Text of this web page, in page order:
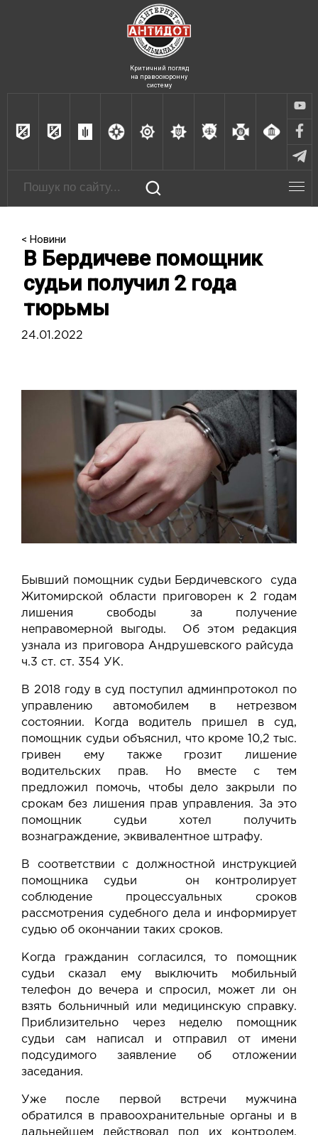
Критичний погляд
на правоохоронну
систему
< Новини
В Бердичеве помощник
судьи получил 2 года
тюрьмы
24.01.2022
Бывший помощник судьи Бердичевского суда
Житомирской области приговорен к 2 годам
лишения свободы за получение
неправомерной выгоды. Об этом редакция
узнала из приговора Андрушевского райсуда
ч.3 ст. ст. 354 УК.
В 2018 году в суд поступил админпротокол по
управлению автомобилем в нетрезвом
состоянии. Когда водитель пришел в суд,
помощник судьи объяснил, что кроме 10,2 тыс.
гривен ему также грозит лишение
водительских прав. Но вместе с тем
предложил помочь, чтобы дело закрыли по
срокам без лишения прав управления. За это
помощник судьи хотел получить
вознаграждение, эквивалентное штрафу.
В соответствии с должностной инструкцией
помощника судьи он контролирует
соблюдение процессуальных сроков
рассмотрения судебного дела и информирует
судью об окончании таких сроков.
Когда гражданин согласился, то помощник
судьи сказал ему выключить мобильный
телефон до вечера и спросил, может ли он
взять больничный или медицинскую справку.
Приблизительно через неделю помощник
судьи сам написал и отправил от имени
подсудимого заявление об отложении
заседания.
Уже после первой встречи мужчина
обратился в правоохранительные органы и в
дальнейшем действовал под их контролем.